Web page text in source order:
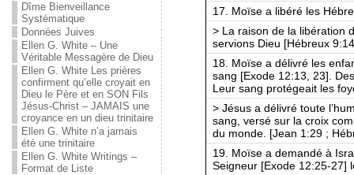
Dîme Bienveillance
Systématique
Données Juives
Ellen G. White – Une
Véritable Messagère de Dieu
Ellen G. White Les prières
confirment qu’elle croyait en
Dieu le Père et en SON Fils
Jésus-Christ – JAMAIS une
croyance en un dieu trinitaire
Ellen G. White n’a jamais
été une trinitaire
Ellen G. White Writings –
Format de Liste
17. Moïse a libéré les
> La raison de la libération
servions Dieu [Hébreux
18. Moïse a délivré les
sang [Exode 12:13, 23].
Leur sang protégeait les
> Jésus a délivré toute
sang, versé sur la croix
du monde. [Jean 1:29 ;
19. Moïse a demandé à
Seigneur [Exode 12:25-27]